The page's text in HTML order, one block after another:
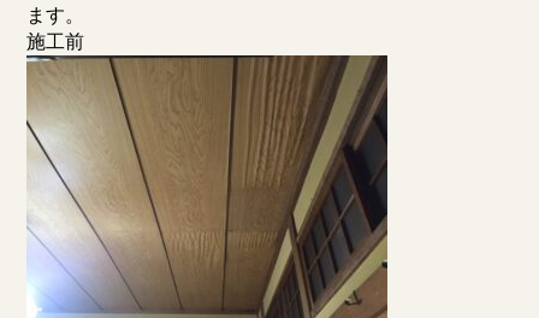
ます。
施工前